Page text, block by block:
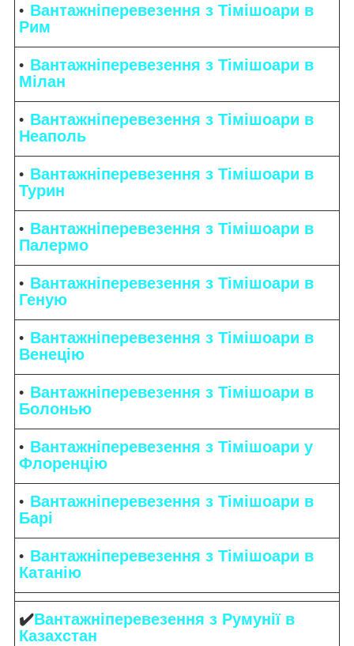
Вантажніперевезення з Тімішоари в
Рим
Вантажніперевезення з Тімішоари в
Мілан
Вантажніперевезення з Тімішоари в
Неаполь
Вантажніперевезення з Тімішоари в
Турин
Вантажніперевезення з Тімішоари в
Палермо
Вантажніперевезення з Тімішоари в
Геную
Вантажніперевезення з Тімішоари в
Венецію
Вантажніперевезення з Тімішоари в
Болонью
Вантажніперевезення з Тімішоари у
Флоренцію
Вантажніперевезення з Тімішоари в
Барі
Вантажніперевезення з Тімішоари в
Катанію
✔️Вантажніперевезення з Румунії в
Казахстан